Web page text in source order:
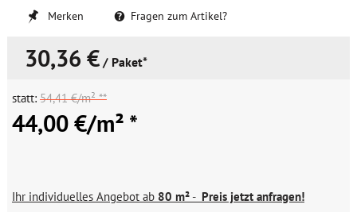
Merken Fragen zum Artikel?
30,36 € / Paket*
statt: 54,41 €/m² **
44,00 €/m² *
Ihr individuelles Angebot ab 80 m²- Preis jetzt anfragen!